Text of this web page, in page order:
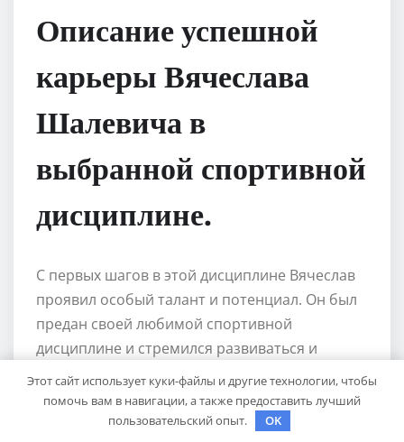
Описание успешной
карьеры Вячеслава
Шалевича в
выбранной спортивной
дисциплине.
С первых шагов в этой дисциплине Вячеслав
проявил особый талант и потенциал. Он был
предан своей любимой спортивной
дисциплине и стремился развиваться и
совершенствоваться каждый день. Благодаря
усиленным тренировкам, неутомимому труду
и настойчивости, Шалевич смог добиться
Этот сайт использует куки-файлы и другие технологии, чтобы
помочь вам в навигации, а также предоставить лучший
пользовательский опыт.
OK